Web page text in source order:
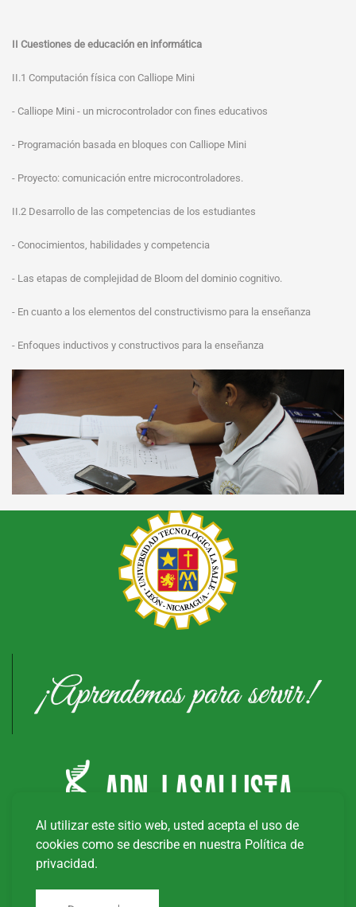
II Cuestiones de educación en informática
II.1 Computación física con Calliope Mini
- Calliope Mini - un microcontrolador con fines educativos
- Programación basada en bloques con Calliope Mini
- Proyecto: comunicación entre microcontroladores.
II.2 Desarrollo de las competencias de los estudiantes
- Conocimientos, habilidades y competencia
- Las etapas de complejidad de Bloom del dominio cognitivo.
- En cuanto a los elementos del constructivismo para la enseñanza
- Enfoques inductivos y constructivos para la enseñanza
Copyright © 20
Al utilizar este sitio web, usted acepta el uso de
cookies como se describe en nuestra Política de
privacidad.